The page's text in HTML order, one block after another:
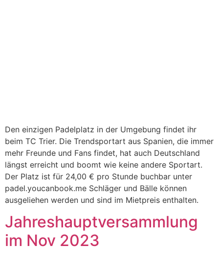
Den einzigen Padelplatz in der Umgebung findet ihr
beim TC Trier. Die Trendsportart aus Spanien, die immer
mehr Freunde und Fans findet, hat auch Deutschland
längst erreicht und boomt wie keine andere Sportart.
Der Platz ist für 24,00 € pro Stunde buchbar unter
padel.youcanbook.me Schläger und Bälle können
ausgeliehen werden und sind im Mietpreis enthalten.
Jahreshauptversammlung
im Nov 2023